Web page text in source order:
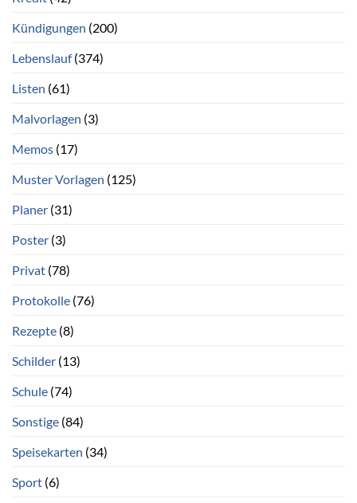
Kündigungen (200)
Lebenslauf(374)
Listen (61)
Malvorlagen (3)
Memos (17)
Muster Vorlagen (125)
Planer (31)
Poster (3)
Privat (78)
Protokolle (76)
Rezepte (8)
Schilder (13)
Schule (74)
Sonstige (84)
Speisekarten (34)
Sport (6)